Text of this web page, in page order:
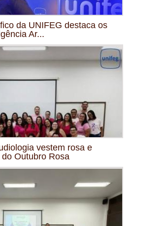
da UNIFEG destaca os
Ar...
vestem rosa e
Outubro Rosa